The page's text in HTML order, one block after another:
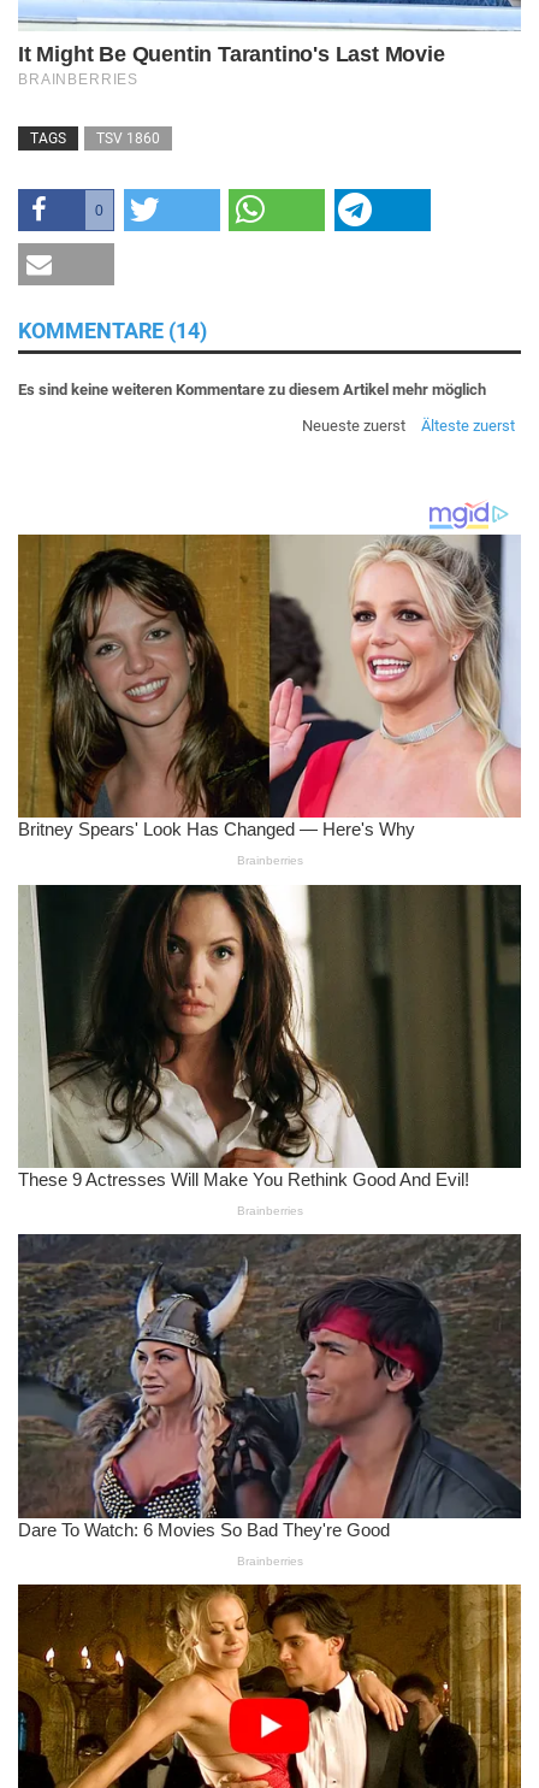
TAGS TSV 1860
0
KOMMENTARE (14)
Es sind keine weiteren Kommentare zu diesem Artikel mehr möglich
Neueste zuerst
Älteste zuerst